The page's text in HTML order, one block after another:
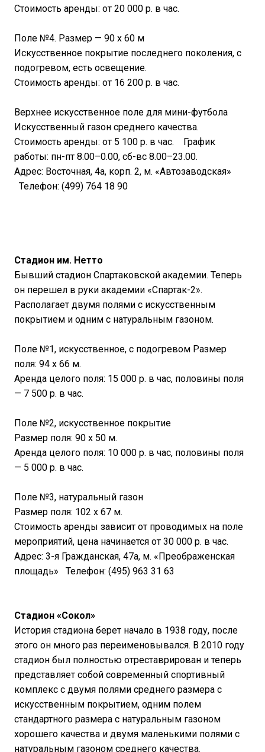
Стоимость аренды: от 20 000 р. в час.
Поле №4. Размер — 90 х 60 м
Искусственное покрытие последнего поколения, с
подогревом, есть освещение.
Стоимость аренды: от 16 200 р. в час.
Верхнее искусственное поле для мини-футбола
Искусственный газон среднего качества.
Стоимость аренды: от 5 100 р. в час. График
работы: пн-пт 8.00–0.00, сб-вс 8.00–23.00.
Адрес: Восточная, 4а, корп. 2, м. «Автозаводская»
Телефон: (499) 764 18 90
Стадион им. Нетто
Бывший стадион Спартаковской академии. Теперь
он перешел в руки академии «Спартак-2».
Располагает двумя полями с искусственным
покрытием и одним с натуральным газоном.
Поле №1, искусственное, с подогревом Размер
поля: 94 х 66 м.
Аренда целого поля: 15 000 р. в час, половины поля
— 7 500 р. в час.
Поле №2, искусственное покрытие
Размер поля: 90 х 50 м.
Аренда целого поля: 10 000 р. в час, половины поля
— 5 000 р. в час.
Поле №3, натуральный газон
Размер поля: 102 х 67 м.
Стоимость аренды зависит от проводимых на поле
мероприятий, цена начинается от 30 000 р. в час.
Адрес: 3-я Гражданская, 47а, м. «Преображенская
площадь» Телефон: (495) 963 31 63
Стадион «Сокол»
История стадиона берет начало в 1938 году, после
этого он много раз переименовывался. В 2010 году
стадион был полностью отреставрирован и теперь
представляет собой современный спортивный
комплекс c двумя полями среднего размера с
искусственным покрытием, одним полем
стандартного размера с натуральным газоном
хорошего качества и двумя маленькими полями с
натуральным газоном среднего качества.